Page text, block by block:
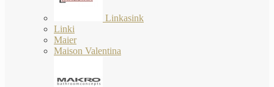
Linkasink
Linki
Maier
Maison Valentina